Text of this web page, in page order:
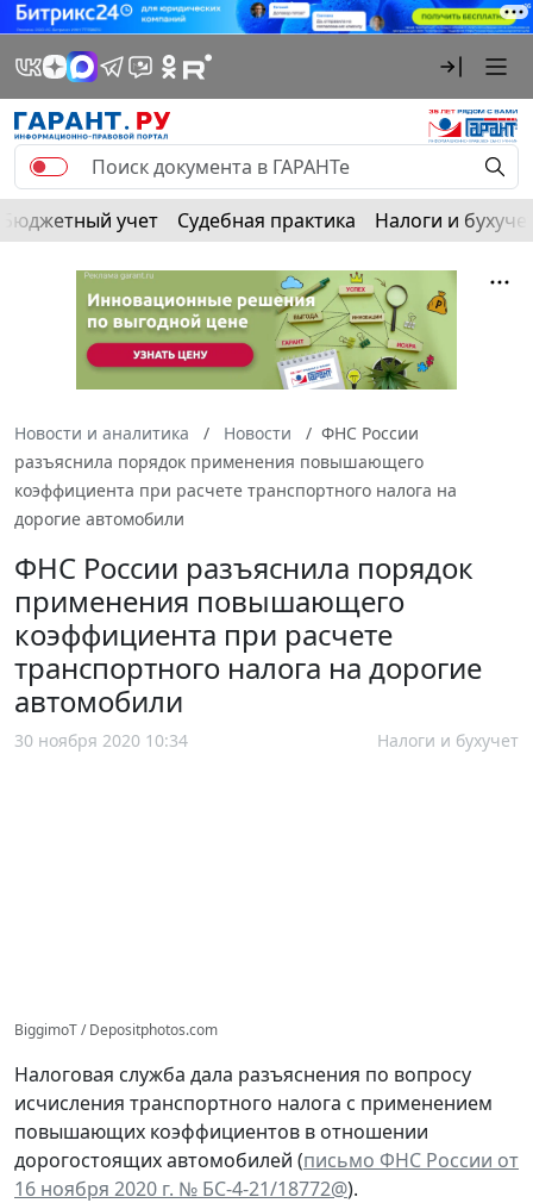
Бюджетный учет Судебная практика Налоги и
Новости и аналитика Новости
ФНС России
разъяснила порядок применения повышающего
коэффициента при расчете транспортного налога на
дорогие автомобили
ФНС России разъяснила порядок
применения повышающего
коэффициента при расчете
транспортного налога на дорогие
автомобили
30 ноября 2020 10:34 Налоги и бухучет
BiggimoT / Depositphotos.com
Налоговая служба дала разъяснения по вопросу
исчисления транспортного налога с применением
повышающих коэффициентов в отношении
дорогостоящих автомобилей (письмо ФНС России от
16 ноября 2020 г. № БС-4-21/18772@).